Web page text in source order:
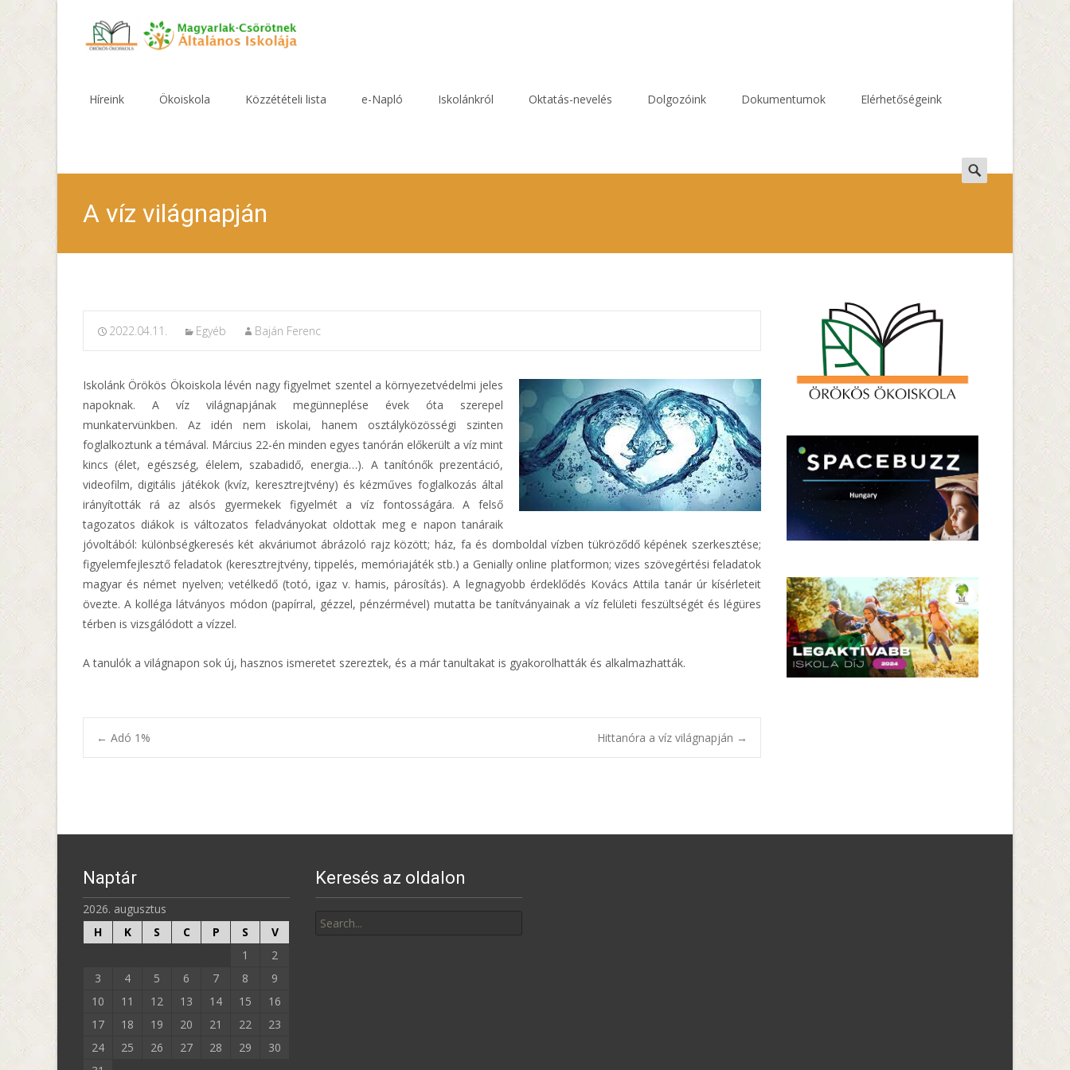
Híreink Ökoiskola Közzétételi lista e-Napló Iskolánkról Oktatás-nevelés Dolgozóink Dokumentumok Elérhetőségeink
Search
for:
A víz világnapján
2022.04.11. Egyéb Baján Ferenc
Iskolánk Örökös Ökoiskola lévén nagy figyelmet szentel a környezetvédelmi jeles
napoknak. A víz világnapjának megünneplése évek óta szerepel
munkatervünkben. Az idén nem iskolai, hanem osztályközösségi szinten
foglalkoztunk a témával. Március 22-én minden egyes tanórán előkerült a víz mint
kincs (élet, egészség, élelem, szabadidő, energia…). A tanítónők prezentáció,
videofilm, digitális játékok (kvíz, keresztrejtvény) és kézműves foglalkozás által
irányították rá az alsós gyermekek figyelmét a víz fontosságára. A felső
tagozatos diákok is változatos feladványokat oldottak meg e napon tanáraik
jóvoltából: különbségkeresés két akváriumot ábrázoló rajz között; ház, fa és domboldal vízben tükröződő képének szerkesztése;
figyelemfejlesztő feladatok (keresztrejtvény, tippelés, memóriajáték stb.) a Genially online platformon; vizes szövegértési feladatok
magyar és német nyelven; vetélkedő (totó, igaz v. hamis, párosítás). A legnagyobb érdeklődés Kovács Attila tanár úr kísérleteit
övezte. A kolléga látványos módon (papírral, gézzel, pénzérmével) mutatta be tanítványainak a víz felületi feszültségét és légüres
térben is vizsgálódott a vízzel.
A tanulók a világnapon sok új, hasznos ismeretet szereztek, és a már tanultakat is gyakorolhatták és alkalmazhatták.
Post
← Adó 1% Hittanóra a víz világnapján →
Naptár
2026. augusztus
H
K S C P S
V
1
2
3
4 5 6 7 8
9
10
11 12 13 14 15
16
17
18 19 20 21 22
23
24
25 26 27 28 29
30
Keresés az oldalon
for: